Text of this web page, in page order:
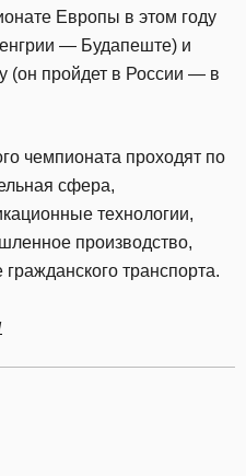
Европы в этом году
— Будапеште) и
(он пройдет в России — в
чемпионата проходят по
сфера,
технологии,
производство,
транспорта.